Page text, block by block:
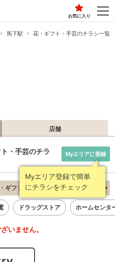
お気に入り
馬下駅 花・ギフト・手芸のチラシ一覧
店舗
・手芸のチラ
Myエリア登録で簡単
にチラシをチェック
Myエリアに登録
ギフト・手芸 新着順
ドラッグストア ホームセンタ
いません。